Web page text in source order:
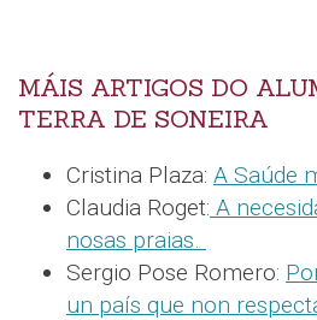
MÁIS ARTIGOS DO
TERRA DE SONEIRA
Cristina Plaza: A Saúde
Claudia Roget: A
nosas praias.
Sergio Pose Romero:
un país que non